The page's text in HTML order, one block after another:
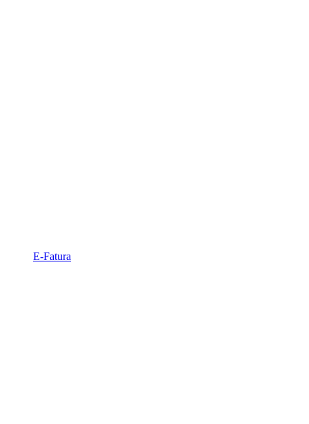
E-Fatura